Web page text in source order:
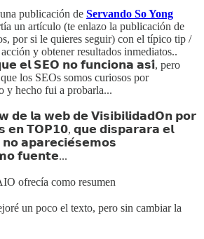
publicación de Servando So Yong
un artículo (te enlazo la publicación de
por si le quieres seguir) con el típico tip /
y obtener resultados inmediatos..
𝗲𝗹 𝗦𝗘𝗢 𝗻𝗼 𝗳𝘂𝗻𝗰𝗶𝗼𝗻𝗮 𝗮𝘀𝗶́, pero
los SEOs somos curiosos por
y hecho fui a probarla...
𝗱𝗲 𝗹𝗮 𝘄𝗲𝗯 𝗱𝗲 𝗩𝗶𝘀𝗶𝗯𝗶𝗹𝗶𝗱𝗮𝗱𝗢𝗻 𝗽𝗼𝗿
𝗲𝗻 𝗧𝗢𝗣𝟭𝟬, 𝗾𝘂𝗲 𝗱𝗶𝘀𝗽𝗮𝗿𝗮𝗿𝗮 𝗲𝗹
𝗻𝗼 𝗮𝗽𝗮𝗿𝗲𝗰𝗶𝗲́𝘀𝗲𝗺𝗼𝘀
𝗳𝘂𝗲𝗻𝘁𝗲...
ofrecía como resumen
un poco el texto, pero sin cambiar la